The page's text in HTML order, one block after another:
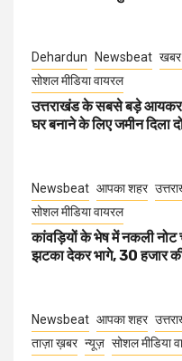
Dehardun Newsbeat
सोशल मीडिया वायरल
उत्तराखंड के सबसे बड़े आयकर
घर बनाने के लिए जमीन दिला
Newsbeat आपका शहर
सोशल मीडिया वायरल
कांवड़ियों के भेष में नकली नोट
झटका देकर भागे, 30 हजार
Newsbeat आपका शहर
ताज़ा ख़बर न्यूज़ सोशल मीडिया